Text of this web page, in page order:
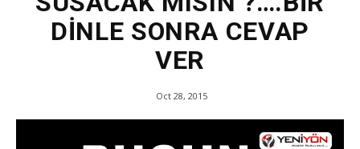
DİNLE SONRA CEVAP
VER
Oct 28, 2015